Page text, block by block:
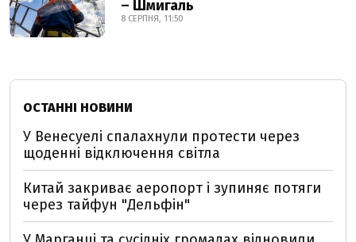
– Шмигаль
8 СЕРПНЯ, 11:50
ОСТАННІ НОВИНИ
У Венесуелі спалахнули протести через
щоденні відключення світла
Китай закриває аеропорт і зупиняє потяги
через тайфун "Дельфін"